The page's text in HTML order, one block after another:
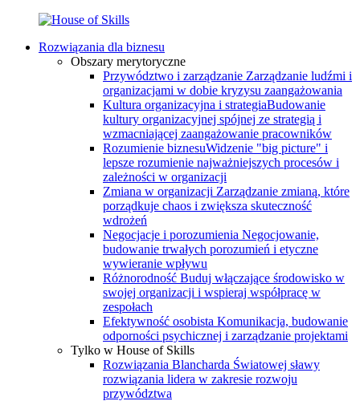
Rozwiązania dla biznesu
Obszary merytoryczne
Przywództwo i zarządzanie Zarządzanie ludźmi i
organizacjami w dobie kryzysu zaangażowania
Kultura organizacyjna i strategiaBudowanie
kultury organizacyjnej spójnej ze strategią i
wzmacniającej zaangażowanie pracowników
Rozumienie biznesuWidzenie "big picture" i
lepsze rozumienie najważniejszych procesów i
zależności w organizacji
Zmiana w organizacji Zarządzanie zmianą, które
porządkuje chaos i zwiększa skuteczność
wdrożeń
Negocjacje i porozumienia Negocjowanie,
budowanie trwałych porozumień i etyczne
wywieranie wpływu
Różnorodność Buduj włączające środowisko w
swojej organizacji i wspieraj współpracę w
zespołach
Efektywność osobista Komunikacja, budowanie
odporności psychicznej i zarządzanie projektami
Tylko w House of Skills
Rozwiązania Blancharda Światowej sławy
rozwiązania lidera w zakresie rozwoju
przywództwa